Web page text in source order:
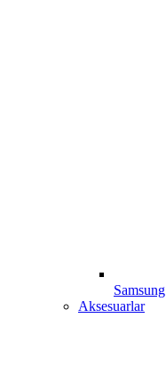
Samsung
Aksesuarlar